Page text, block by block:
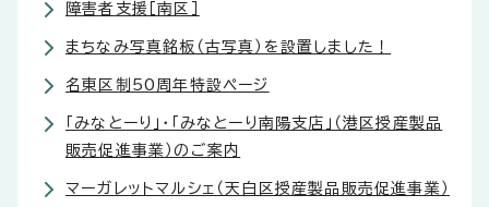
障害者支援［南区］
まちなみ写真銘板（古写真）を設置しました！
名東区制50周年特設ページ
「みなとーり」・「みなとーり南陽支店」（港区授産製品
販売促進事業）のご案内
マーガレットマルシェ（天白区授産製品販売促進事業）